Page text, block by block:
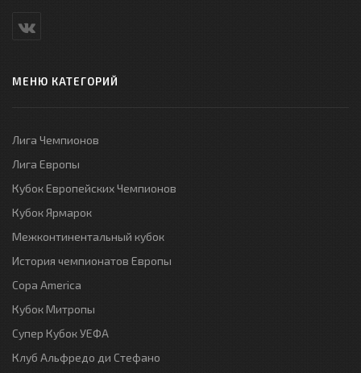
МЕНЮ КАТЕГОРИЙ
Лига Чемпионов
Лига Европы
Кубок Европейских Чемпионов
Кубок Ярмарок
Межконтинентальный кубок
История чемпионатов Европы
Copa America
Кубок Митропы
Супер Кубок УЕФА
Клуб Альфредо ди Стефано